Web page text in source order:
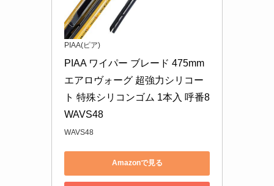
PIAA(ピア)
PIAA ワイパー ブレード 475mm
エアロヴォーグ 超強力シリコー
ト 特殊シリコンゴム 1本入 呼番8
WAVS48
WAVS48
Amazonで見る